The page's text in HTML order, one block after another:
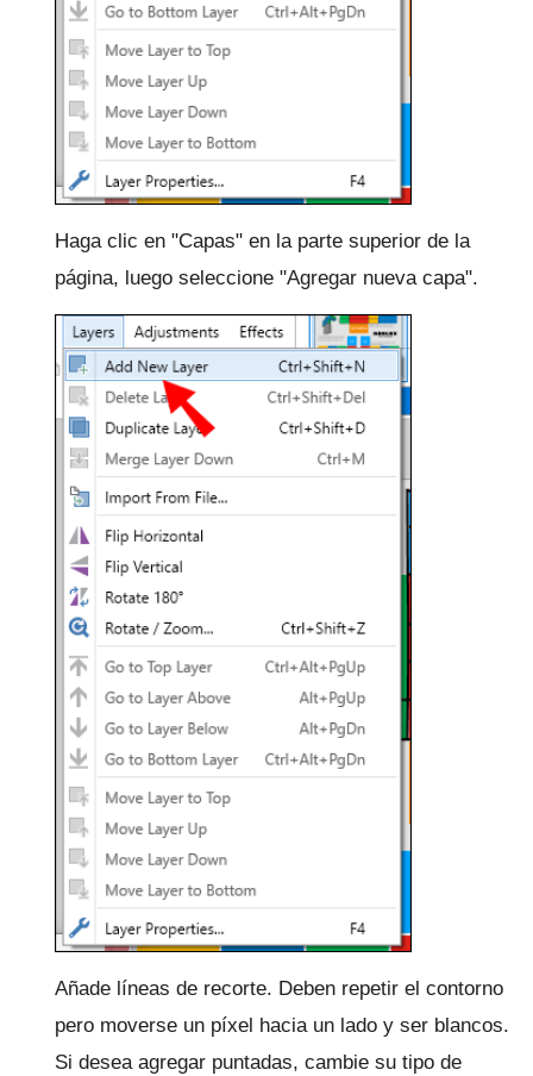
Haga clic en "Capas" en la parte superior de la
página, luego seleccione "Agregar nueva capa".
Añade líneas de recorte. Deben repetir el contorno
pero moverse un píxel hacia un lado y ser blancos.
Si desea agregar puntadas, cambie su tipo de